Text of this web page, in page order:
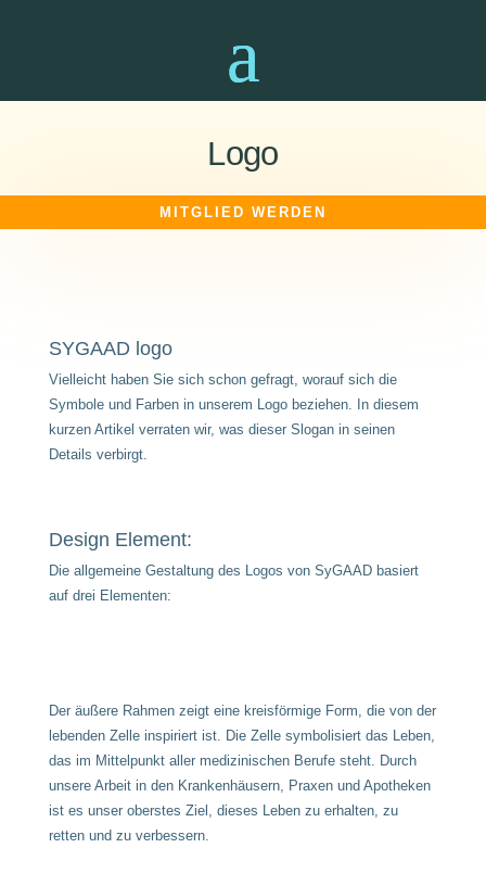
Logo
MITGLIED WERDEN
SYGAAD logo
Vielleicht haben Sie sich schon gefragt, worauf sich die
Symbole und Farben in unserem Logo beziehen. In diesem
kurzen Artikel verraten wir, was dieser Slogan in seinen
Details verbirgt.
Design Element:
Die allgemeine Gestaltung des Logos von SyGAAD basiert
auf drei Elementen:
Der äußere Rahmen zeigt eine kreisförmige Form, die von der
lebenden Zelle inspiriert ist. Die Zelle symbolisiert das Leben,
das im Mittelpunkt aller medizinischen Berufe steht. Durch
unsere Arbeit in den Krankenhäusern, Praxen und Apotheken
ist es unser oberstes Ziel, dieses Leben zu erhalten, zu
retten und zu verbessern.